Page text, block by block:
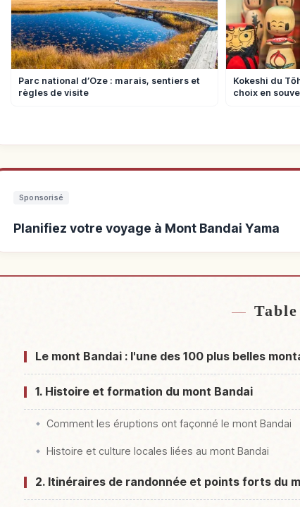
Parc national d’Oze : marais, sentiers et
règles de visite
Kokeshi du
choix en
Sponsorisé
Planifiez votre voyage à Mont Bandai Yama
Le mont Bandai : l'une des 100 plus belles
1. Histoire et formation du mont Bandai
Comment les éruptions ont façonné le mont Bandai
Histoire et culture locales liées au mont Bandai
2. Itinéraires de randonnée et points forts du